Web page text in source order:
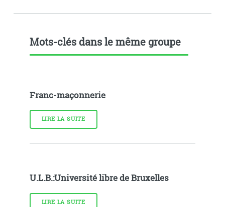
Mots-clés dans le même groupe
Franc-maçonnerie
LIRE LA SUITE
U.L.B.:Université libre de Bruxelles
LIRE LA SUITE